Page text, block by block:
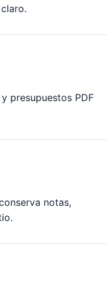
presupuestos PDF
notas,